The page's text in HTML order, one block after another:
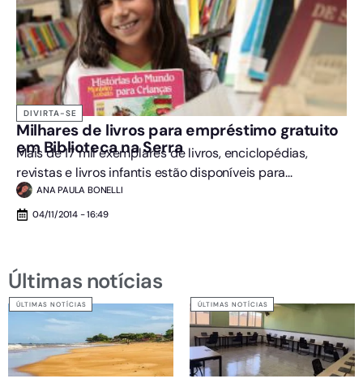
DIVIRTA-SE
Milhares de livros para empréstimo gratuito
em Biblioteca na Serra
Mais de 17 mil exemplares de livros, enciclopédias,
revistas e livros infantis estão disponíveis para...
ANA PAULA BONELLI
04/11/2014 - 16:49
Últimas notícias
ÚLTIMAS NOTÍCIAS ÚLTIMAS NOTÍCIAS